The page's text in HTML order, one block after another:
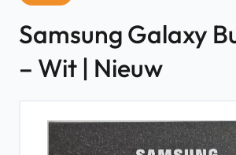
Samsung Galaxy
– Wit | Nieuw